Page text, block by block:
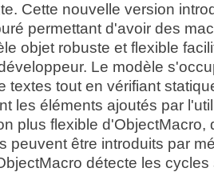
Cette nouvelle version
permettant d'avoir des
objet robuste et flexible
Le modèle
textes tout en vérifiant
les éléments ajoutés par
plus flexible d'ObjectMacro,
peuvent être introduits par
détecte les cycles